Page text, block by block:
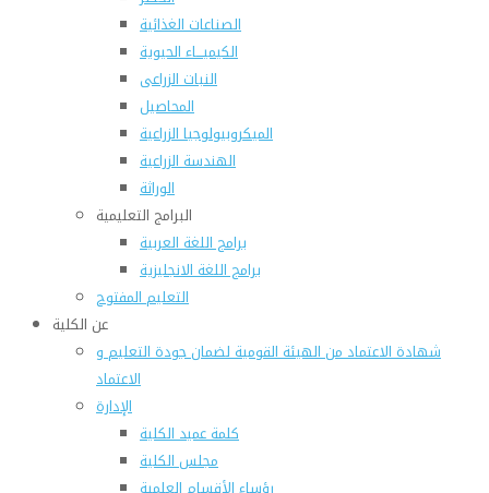
الصناعات الغذائية
الكيميـــاء الحيوية
النبات الزراعى
المحاصيل
الميكروبيولوجيا الزراعية
الهندسة الزراعية
الوراثة
البرامج التعليمية
برامج اللغة العربية
برامج اللغة الانجليزية
التعليم المفتوح
عن الكلية
شهادة الاعتماد من الهيئة القومية لضمان جودة التعليم و
الاعتماد
الإدارة
كلمة عميد الكلية
مجلس الكلية